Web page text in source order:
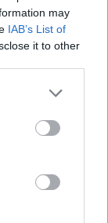
may
IAB’s List of
it to other